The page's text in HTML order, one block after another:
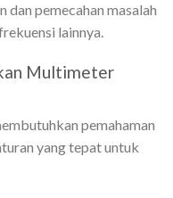
pemecahan masalah
lainnya.
Multimeter
pemahaman
yang tepat untuk